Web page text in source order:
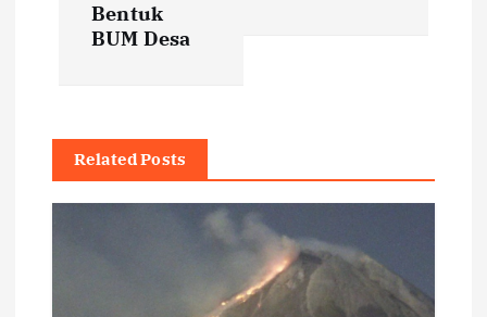
Bentuk
BUM Desa
Related Posts